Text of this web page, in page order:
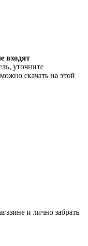
входят
уточните
скачать на этой
и лично забрать